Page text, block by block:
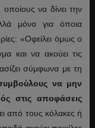
να δίνει την
μόνο για όποια
«Οφείλει όμως ο
και να ακούει τις
σύμφωνα με τη
να μην
στις αποφάσεις
από τους κόλακες ή